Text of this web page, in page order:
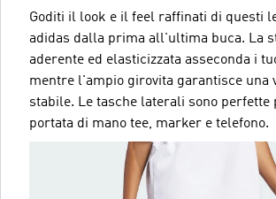
Goditi il look e il feel raffinati di questi
adidas dalla prima all'ultima buca. La
aderente ed elasticizzata asseconda i
mentre l'ampio girovita garantisce una
stabile. Le tasche laterali sono perfette
portata di mano tee, marker e telefono.